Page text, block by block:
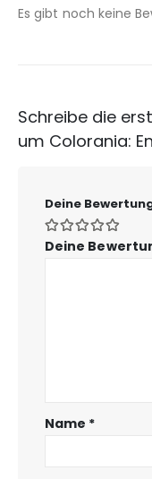
Es gibt noch keine
Schreibe die
um Colorania:
Deine
Deine
Name *